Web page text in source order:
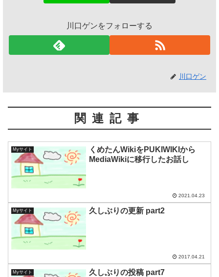
川口ゲンをフォローする
川口ゲン
関連記事
Myサイト
くめたんWikiをPUKIWIKIから
MediaWikiに移行したお話し
2021.04.23
Myサイト 久しぶりの更新 part2
2017.04.21
Myサイト 久しぶりの投稿 part7